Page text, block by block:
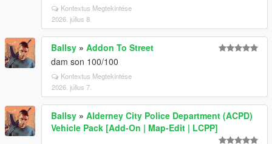
Kontextus Megtekintése
2026. július 8.
Ballsy » Addon To Street
dam son 100/100
Kontextus Megtekintése
2026. július 7.
Ballsy » Alderney City Police Department (ACPD)
Vehicle Pack [Add-On | Map-Edit | LCPP]